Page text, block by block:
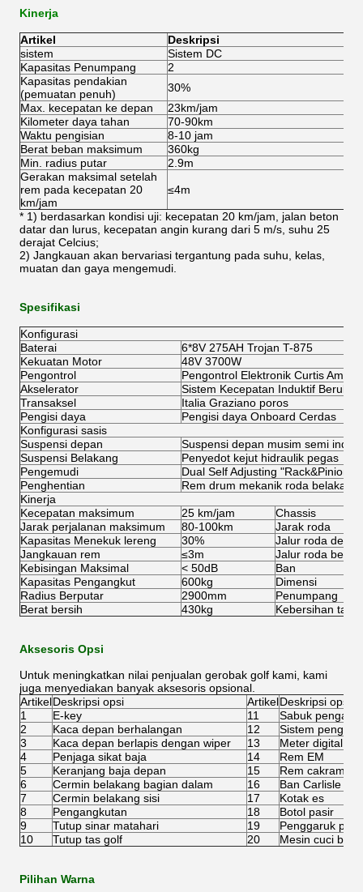
Kinerja
Artikel
Deskripsi
sistem
Sistem DC
Kapasitas Penumpang
2
Kapasitas pendakian
(pemuatan penuh)
30%
Max. kecepatan ke depan
23km/jam
Kilometer daya tahan
70-90km
Waktu pengisian
8-10 jam
Berat beban maksimum
360kg
Min. radius putar
2.9m
Gerakan maksimal setelah
rem pada kecepatan 20
km/jam
≤4m
* 1) berdasarkan kondisi uji: kecepatan 20 km/jam, jalan beton
datar dan lurus, kecepatan angin kurang dari 5 m/s, suhu 25
derajat Celcius;
2) Jangkauan akan bervariasi tergantung pada suhu, kelas,
muatan dan gaya mengemudi.
Spesifikasi
Konfigurasi
Baterai
6*8V 275AH Trojan T-875
Kekuatan Motor
48V 3700W
Pengontrol
Pengontrol Elektronik Curtis
Akselerator
Sistem Kecepatan Induktif
Transaksel
Italia Graziano poros
Pengisi daya
Pengisi daya Onboard Cerdas
Konfigurasi sasis
Suspensi depan
Suspensi depan musim semi
Suspensi Belakang
Penyedot kejut hidraulik pegas
Pengemudi
Dual Self Adjusting "Rack&Pinion"
Penghentian
Rem drum mekanik roda
Kinerja
Kecepatan maksimum
25 km/jam
Chassis
Jarak perjalanan maksimum
80-100km
Jarak roda
Kapasitas Menekuk lereng
30%
Jalur roda depan
Jangkauan rem
≤3m
Jalur roda
Kebisingan Maksimal
< 50dB
Ban
Kapasitas Pengangkut
600kg
Dimensi
Radius Berputar
2900mm
Penumpang
Berat bersih
430kg Kebersihan
Aksesoris Opsi
Untuk meningkatkan nilai penjualan gerobak golf kami, kami
juga menyediakan banyak aksesoris opsional.
ArtikelDeskripsi opsi ArtikelDeskripsi opsi
1
E-key 11
Sabuk
2
Kaca depan berhalangan 12
Sistem
3
Kaca depan berlapis dengan wiper 13
Meter digital
4
Penjaga sikat baja 14
Rem EM
5
Keranjang baja depan 15
Rem cakram
6
Cermin belakang bagian dalam 16
Ban Carlisle
7
Cermin belakang sisi 17
Kotak es
8
Pengangkutan 18
Botol pasir
9
Tutup sinar matahari 19
Penggaruk pasir
10
Tutup tas golf 20 Mesin cuci bola
Pilihan Warna